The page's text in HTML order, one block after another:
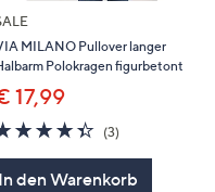
MILANO Pullover langer
Polokragen figurbetont
17,99
4.3
von
(3)3
In den Warenkorb